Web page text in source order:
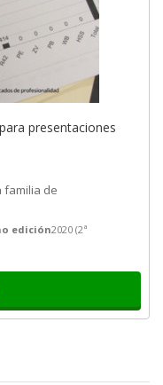
presentaciones
familia de
edición2020 (2ª